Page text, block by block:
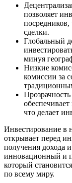
позволяет
сделки.
Глобальный
минуя
Низкие
комиссии за
что делает
Инвестирование в
открывает перед
получения дохода
инновационный и
который
по всему миру.